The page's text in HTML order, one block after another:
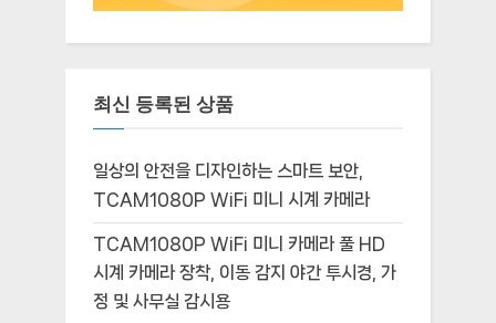
최신 등록된 상품
일상의 안전을 디자인하는 스마트 보안,
TCAM1080P WiFi 미니 시계 카메라
TCAM1080P WiFi 미니 카메라 풀 HD
시계 카메라 장착, 이동 감지 야간 투시경, 가
정 및 사무실 감시용